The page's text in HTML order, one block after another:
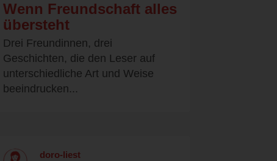
Wenn Freundschaft alles
übersteht
Drei Freundinnen, drei
Geschichten, die den Leser auf
unterschiedliche Art und Weise
beeindrucken...
doro-liest